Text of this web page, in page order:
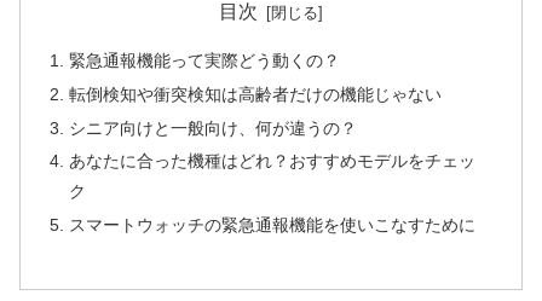
目次
緊急通報機能って実際どう動くの？
転倒検知や衝突検知は高齢者だけの機能じゃない
シニア向けと一般向け、何が違うの？
あなたに合った機種はどれ？おすすめモデルをチェッ
ク
スマートウォッチの緊急通報機能を使いこなすために